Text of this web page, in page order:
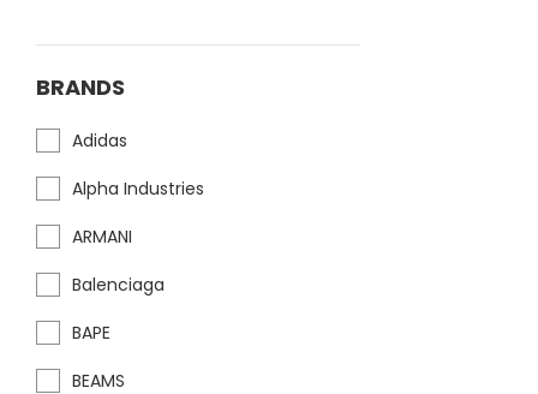
BRANDS
Adidas
Alpha Industries
ARMANI
Balenciaga
BAPE
BEAMS